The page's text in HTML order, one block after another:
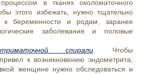
в тканях околоматочного
этого избежать, нужно тщательно
к беременности и родам, заранее
заболевания и половые
спирали. Чтобы
к возникновению эндометрита,
женщине нужно обследоваться и